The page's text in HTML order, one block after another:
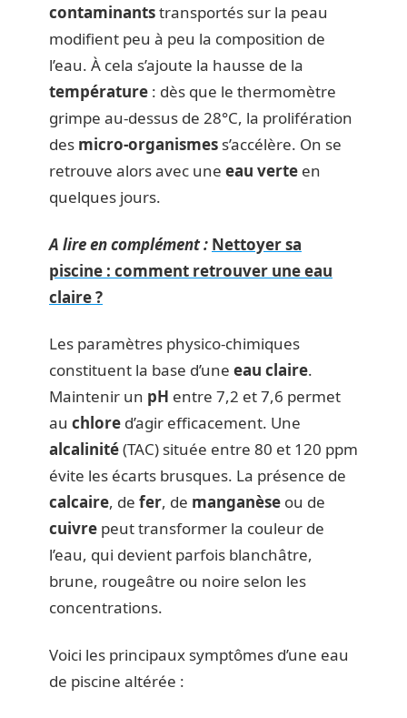
contaminantstransportés sur la peau
modifient peu à peu la composition de
l’eau. À cela s’ajoute la hausse de la
température : dès que le thermomètre
grimpe au-dessus de 28°C, la prolifération
des micro-organismes s’accélère. On se
retrouve alors avec une eau verte en
quelques jours.
A lire en complément : Nettoyer sa
piscine : comment retrouver une eau
claire ?
Les paramètres physico-chimiques
constituent la base d’une eau claire.
Maintenir un pH entre 7,2 et 7,6 permet
au chlore d’agir efficacement. Une
alcalinité(TAC) située entre 80 et 120 ppm
évite les écarts brusques. La présence de
calcaire, de fer, de manganèse ou de
cuivre peut transformer la couleur de
l’eau, qui devient parfois blanchâtre,
brune, rougeâtre ou noire selon les
concentrations.
Voici les principaux symptômes d’une eau
de piscine altérée :